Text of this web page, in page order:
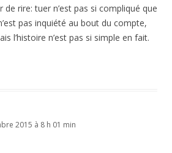
rire: tuer n’est pas si compliqué que
pas inquiété au bout du compte,
l’histoire n’est pas si simple en fait.
2015 à 8 h 01 min